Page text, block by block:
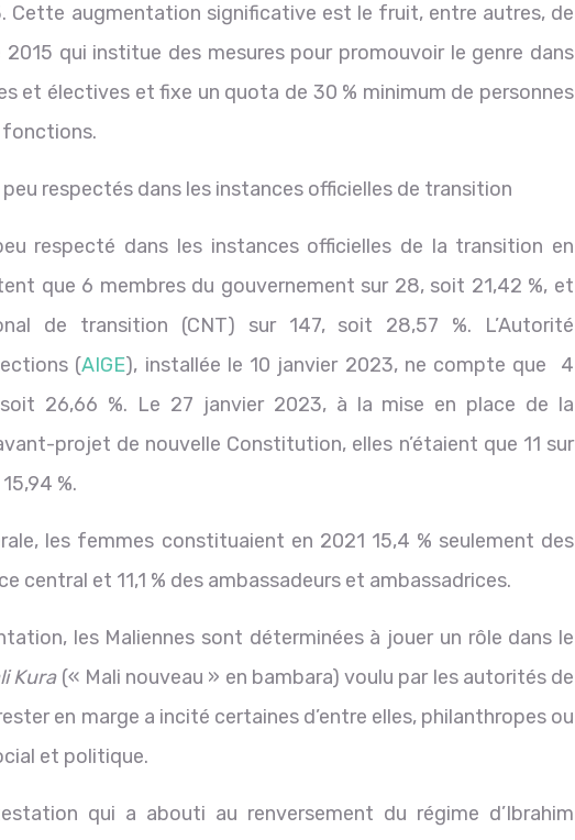
Cette augmentation significative est le fruit, entre autres, de
qui institue des mesures pour promouvoir le genre dans
et électives et fixe un quota de 30 % minimum de personnes
fonctions.
respectés dans les instances officielles de transition
respecté dans les instances officielles de la transition en
que 6 membres du gouvernement sur 28, soit 21,42 %, et
de transition (CNT) sur 147, soit 28,57 %. L’Autorité
(AIGE), installée le 10 janvier 2023, ne compte que 4
26,66 %. Le 27 janvier 2023, à la mise en place de la
projet de nouvelle Constitution, elles n’étaient que 11 sur
%.
les femmes constituaient en 2021 15,4 % seulement des
central et 11,1 % des ambassadeurs et ambassadrices.
les Maliennes sont déterminées à jouer un rôle dans le
Kura(« Mali nouveau » en bambara) voulu par les autorités de
en marge a incité certaines d’entre elles, philanthropes ou
et politique.
qui a abouti au renversement du régime d’Ibrahim